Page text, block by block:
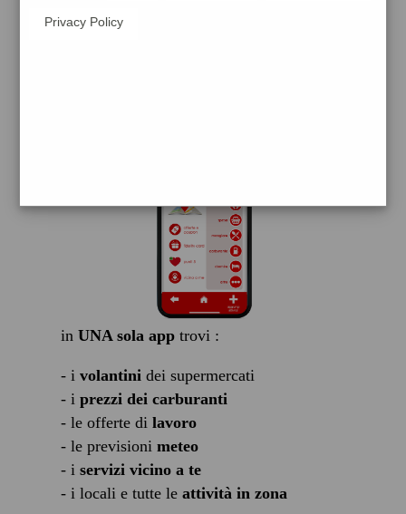
in UNA sola apptrovi :
- i volantinidei supermercati
- i prezzi dei carburanti
- le offerte di lavoro
- le previsioni meteo
- i servizi vicino a te
- i locali e tutte le attività in zona
Privacy Policy